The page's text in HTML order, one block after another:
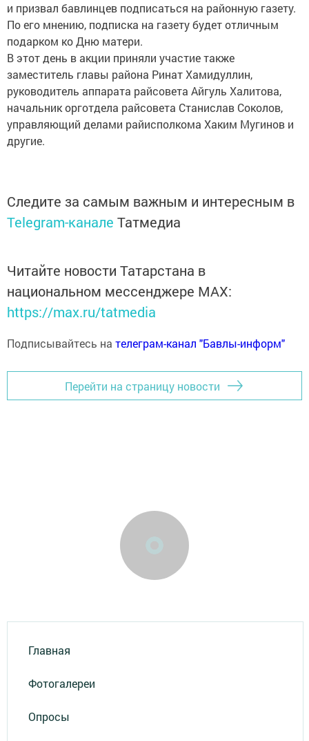
и призвал бавлинцев подписаться на районную газету.
По его мнению, подписка на газету будет отличным
подарком ко Дню матери.
В этот день в акции приняли участие также
заместитель главы района Ринат Хамидуллин,
руководитель аппарата райсовета Айгуль Халитова,
начальник орготдела райсовета Станислав Соколов,
управляющий делами райисполкома Хаким Мугинов и
другие.
Следите за самым важным и интересным в
Telegram-канале Татмедиа
Читайте новости Татарстана в
национальном мессенджере MАХ:
https://max.ru/tatmedia
Подписывайтесь на телеграм-канал "Бавлы-информ"
Перейти на страницу новости
Главная
Фотогалереи
Опросы